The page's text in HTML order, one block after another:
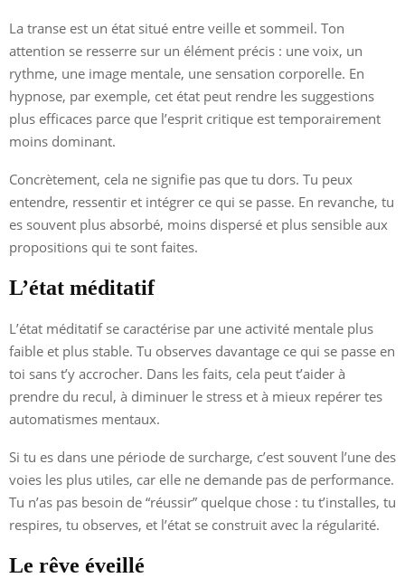
La transe est un état situé entre veille et sommeil. Ton
attention se resserre sur un élément précis : une voix, un
rythme, une image mentale, une sensation corporelle. En
hypnose, par exemple, cet état peut rendre les suggestions
plus efficaces parce que l’esprit critique est temporairement
moins dominant.
Concrètement, cela ne signifie pas que tu dors. Tu peux
entendre, ressentir et intégrer ce qui se passe. En revanche, tu
es souvent plus absorbé, moins dispersé et plus sensible aux
propositions qui te sont faites.
L’état méditatif
L’état méditatif se caractérise par une activité mentale plus
faible et plus stable. Tu observes davantage ce qui se passe en
toi sans t’y accrocher. Dans les faits, cela peut t’aider à
prendre du recul, à diminuer le stress et à mieux repérer tes
automatismes mentaux.
Si tu es dans une période de surcharge, c’est souvent l’une des
voies les plus utiles, car elle ne demande pas de performance.
Tu n’as pas besoin de “réussir” quelque chose : tu t’installes, tu
respires, tu observes, et l’état se construit avec la régularité.
Le rêve éveillé